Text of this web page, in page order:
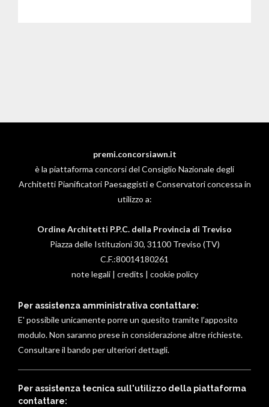
premi.concorsiawn.it
è la piattaforma concorsi del Consiglio Nazionale degli
Architetti Pianificatori Paesaggisti e Conservatori concessa in
utilizzo a:
Ordine Architetti P.P.C. della Provincia di Treviso
Piazza delle Istituzioni 30, 31100 Treviso (TV)
C.F.:80014180261
note legali| credits | cookie policy
Per assistenza amministrativa contattare:
E' possibile unicamente porre un quesito tramite l’apposito
modulo. Non saranno prese in considerazione altre richieste.
Consultare il bando per ulteriori dettagli.
Per assistenza tecnica sull'utilizzo della piattaforma
contattare: